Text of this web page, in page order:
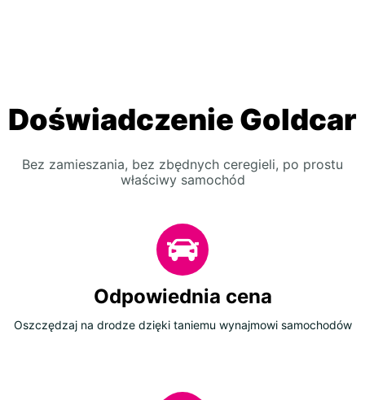
Doświadczenie Goldcar
Bez zamieszania, bez zbędnych ceregieli, po prostu
właściwy samochód
Odpowiednia cena
Oszczędzaj na drodze dzięki taniemu wynajmowi samochodów